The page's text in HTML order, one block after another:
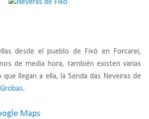
desde el pueblo de Fixó en Forcarei,
de media hora, también existen varias
llegan a ella, la Senda das Neveiras de
.
Maps